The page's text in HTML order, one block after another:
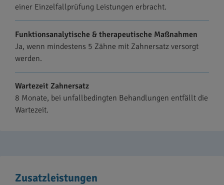
einer Einzelfallprüfung Leistungen erbracht.
Funktionsanalytische & therapeutische Maßnahmen
Ja, wenn mindestens 5 Zähne mit Zahnersatz versorgt
werden.
Wartezeit Zahnersatz
8 Monate, bei unfallbedingten Behandlungen entfällt die
Wartezeit.
Zusatzleistungen